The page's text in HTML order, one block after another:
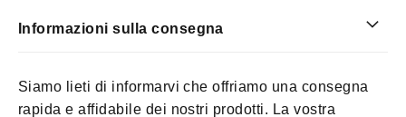
Informazioni sulla consegna
Siamo lieti di informarvi che offriamo una consegna
rapida e affidabile dei nostri prodotti. La vostra